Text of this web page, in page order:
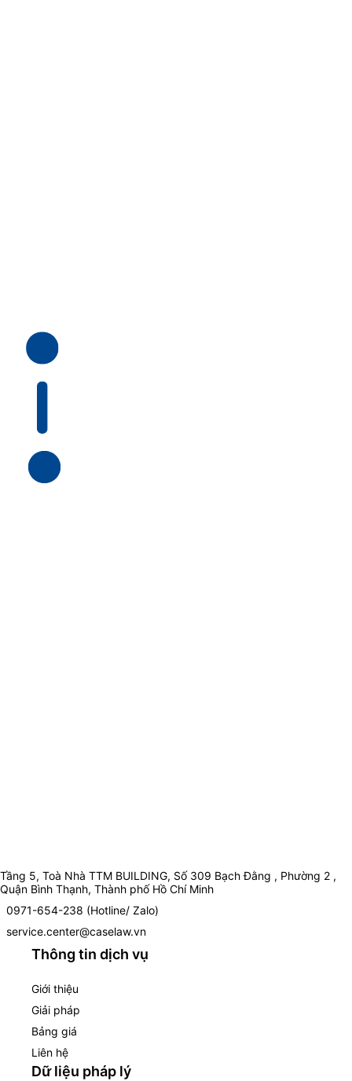
Tầng 5, Toà Nhà TTM BUILDING, Số 309 Bạch Đằng , Phường 2 ,
Quận Bình Thạnh, Thành phố Hồ Chí Minh
0971-654-238 (Hotline/ Zalo)
service.center@caselaw.vn
Thông tin dịch vụ
Giới thiệu
Giải pháp
Bảng giá
Liên hệ
Dữ liệu pháp lý